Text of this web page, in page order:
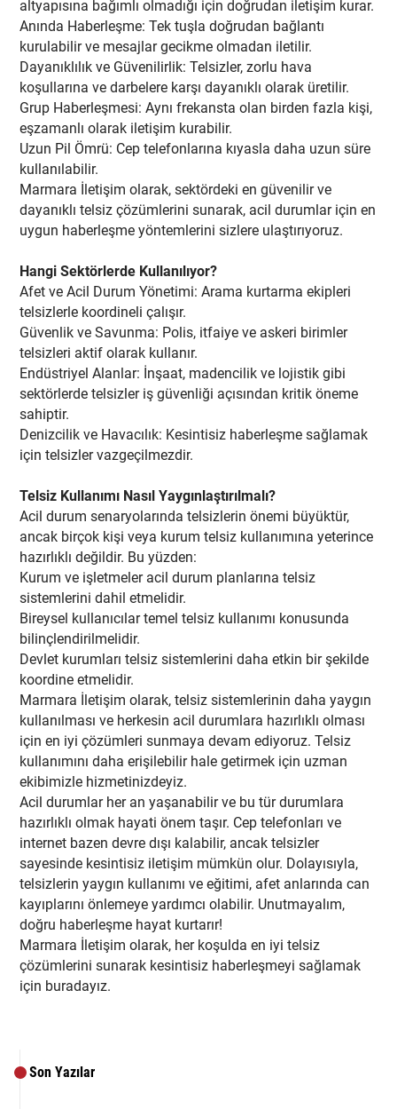
Son Yazılar
altyapısına bağımlı olmadığı için doğrudan iletişim kurar.
Anında Haberleşme: Tek tuşla doğrudan bağlantı
kurulabilir ve mesajlar gecikme olmadan iletilir.
Dayanıklılık ve Güvenilirlik: Telsizler, zorlu hava
koşullarına ve darbelere karşı dayanıklı olarak üretilir.
Grup Haberleşmesi: Aynı frekansta olan birden fazla kişi,
eşzamanlı olarak iletişim kurabilir.
Uzun Pil Ömrü: Cep telefonlarına kıyasla daha uzun süre
kullanılabilir.
Marmara İletişim olarak, sektördeki en güvenilir ve
dayanıklı telsiz çözümlerini sunarak, acil durumlar için en
uygun haberleşme yöntemlerini sizlere ulaştırıyoruz.
Hangi Sektörlerde Kullanılıyor?
Afet ve Acil Durum Yönetimi: Arama kurtarma ekipleri
telsizlerle koordineli çalışır.
Güvenlik ve Savunma: Polis, itfaiye ve askeri birimler
telsizleri aktif olarak kullanır.
Endüstriyel Alanlar: İnşaat, madencilik ve lojistik gibi
sektörlerde telsizler iş güvenliği açısından kritik öneme
sahiptir.
Denizcilik ve Havacılık: Kesintisiz haberleşme sağlamak
için telsizler vazgeçilmezdir.
Telsiz Kullanımı Nasıl Yaygınlaştırılmalı?
Acil durum senaryolarında telsizlerin önemi büyüktür,
ancak birçok kişi veya kurum telsiz kullanımına yeterince
hazırlıklı değildir. Bu yüzden:
Kurum ve işletmeler acil durum planlarına telsiz
sistemlerini dahil etmelidir.
Bireysel kullanıcılar temel telsiz kullanımı konusunda
bilinçlendirilmelidir.
Devlet kurumları telsiz sistemlerini daha etkin bir şekilde
koordine etmelidir.
Marmara İletişim olarak, telsiz sistemlerinin daha yaygın
kullanılması ve herkesin acil durumlara hazırlıklı olması
için en iyi çözümleri sunmaya devam ediyoruz. Telsiz
kullanımını daha erişilebilir hale getirmek için uzman
ekibimizle hizmetinizdeyiz.
Acil durumlar her an yaşanabilir ve bu tür durumlara
hazırlıklı olmak hayati önem taşır. Cep telefonları ve
internet bazen devre dışı kalabilir, ancak telsizler
sayesinde kesintisiz iletişim mümkün olur. Dolayısıyla,
telsizlerin yaygın kullanımı ve eğitimi, afet anlarında can
kayıplarını önlemeye yardımcı olabilir. Unutmayalım,
doğru haberleşme hayat kurtarır!
Marmara İletişim olarak, her koşulda en iyi telsiz
çözümlerini sunarak kesintisiz haberleşmeyi sağlamak
için buradayız.